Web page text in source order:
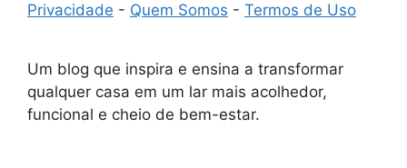
Privacidade - Quem Somos - Termos de Uso
Um blog que inspira e ensina a transformar
qualquer casa em um lar mais acolhedor,
funcional e cheio de bem-estar.